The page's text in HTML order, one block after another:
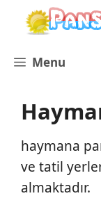
İçeriğe
Menu
haymana
ve tatil
almaktadır.